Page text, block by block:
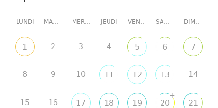
LUNDI MARDI MERCREDI JEUDI VENDREDI SAMEDI DIMANCHE
1 2 3 4 5 6 7
8 9 10 11 12 13 14
15 16 17 18 19 20
+
21